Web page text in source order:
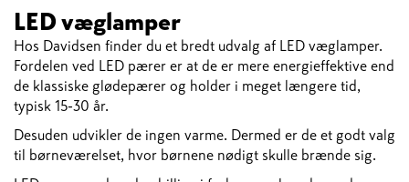
LED væglamper
Hos Davidsen finder du et bredt udvalg af LED væglamper.
Fordelen ved LED pærer er at de er mere energieffektive end
de klassiske glødepærer og holder i meget længere tid,
typisk 15-30 år.
Desuden udvikler de ingen varme. Dermed er de et godt valg
til børneværelset, hvor børnene nødigt skulle brænde sig.